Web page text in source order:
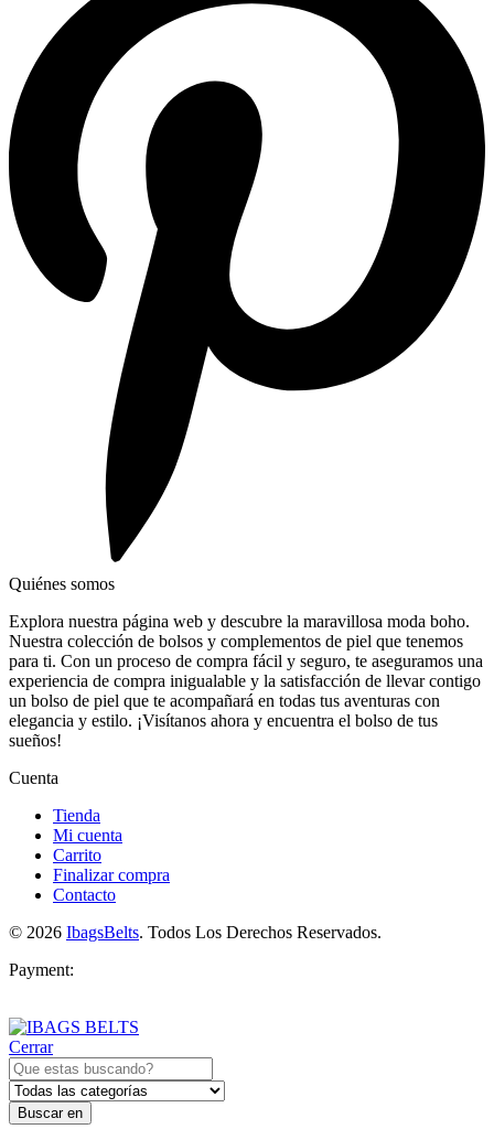
Quiénes somos
Explora nuestra página web y descubre la maravillosa moda boho.
Nuestra colección de bolsos y complementos de piel que tenemos
para ti. Con un proceso de compra fácil y seguro, te aseguramos una
experiencia de compra inigualable y la satisfacción de llevar contigo
un bolso de piel que te acompañará en todas tus aventuras con
elegancia y estilo. ¡Visítanos ahora y encuentra el bolso de tus
sueños!
Cuenta
Tienda
Mi cuenta
Carrito
Finalizar compra
Contacto
© 2026 IbagsBelts. Todos Los Derechos Reservados.
Payment:
Cerrar
Buscar en